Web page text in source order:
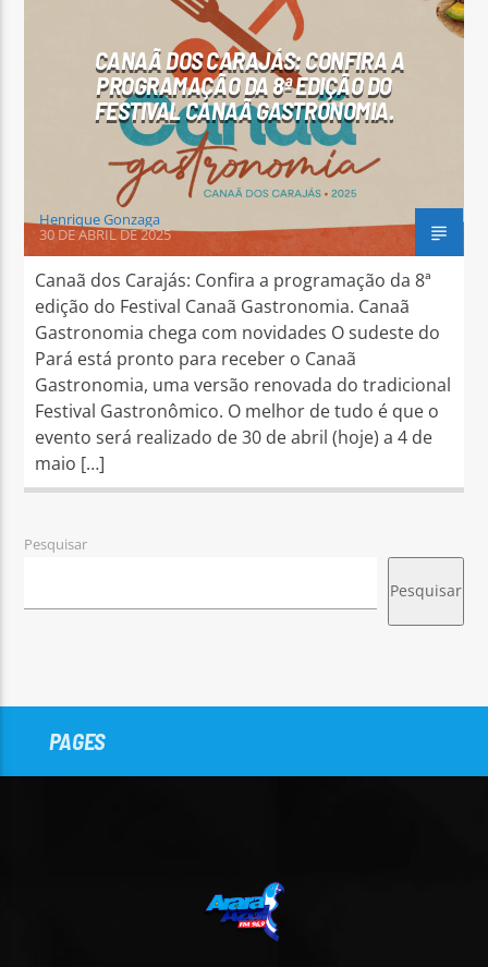
Arara Azul FM
CANAÃ DOS CARAJÁS: CONFIRA A
PROGRAMAÇÃO DA 8ª EDIÇÃO DO
FESTIVAL CANAÃ GASTRONOMIA.
Henrique Gonzaga
30 DE ABRIL DE 2025
Canaã dos Carajás: Confira a programação da 8ª
edição do Festival Canaã Gastronomia. Canaã
Gastronomia chega com novidades O sudeste do
Pará está pronto para receber o Canaã
Gastronomia, uma versão renovada do tradicional
Festival Gastronômico. O melhor de tudo é que o
evento será realizado de 30 de abril (hoje) a 4 de
maio […]
Pesquisar
Pesquisar
PAGES